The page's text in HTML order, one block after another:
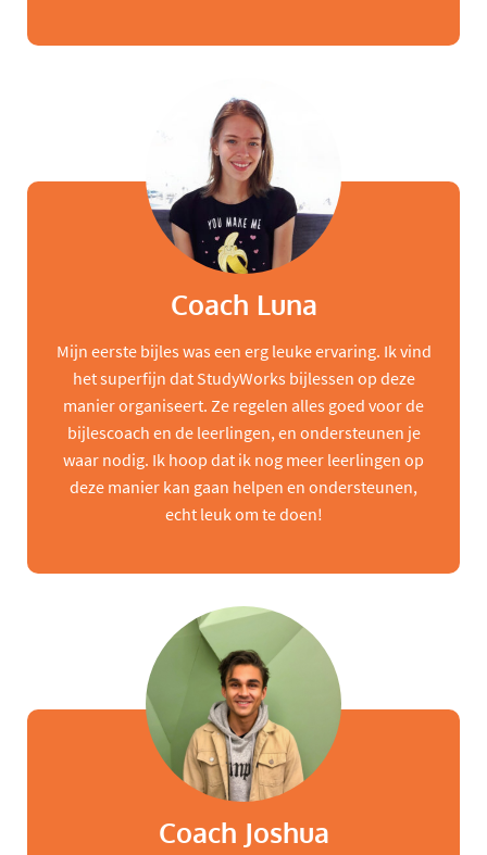
Coach Luna
Mijn eerste bijles was een erg leuke ervaring. Ik vind
het superfijn dat StudyWorks bijlessen op deze
manier organiseert. Ze regelen alles goed voor de
bijlescoach en de leerlingen, en ondersteunen je
waar nodig. Ik hoop dat ik nog meer leerlingen op
deze manier kan gaan helpen en ondersteunen,
echt leuk om te doen!
Coach Joshua